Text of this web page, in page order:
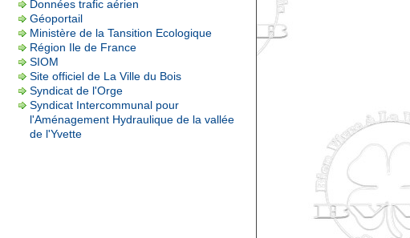
Données trafic aérien
Géoportail
Ministère de la Tansition Ecologique
Région Ile de France
SIOM
Site officiel de La Ville du Bois
Syndicat de l'Orge
Syndicat Intercommunal pour
l'Aménagement Hydraulique de la vallée
de l'Yvette